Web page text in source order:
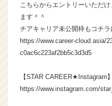
が
く
ト
チ
こちらからエントリーいただ
ます＾＾
チアキャリア未公開枠もコチラ
https://www.career-cloud.asia/
c0ac6c223af2bb5c3d3d5
【STAR CAREER★Instagram
https://www.instagram.com/